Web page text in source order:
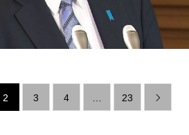
2 3 4 23 